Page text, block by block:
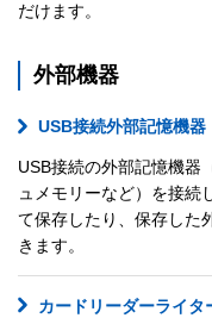
だけます。
外部機器
USB接続外部記憶機器
USB接続の外部記憶機器
ュメモリーなど）を接続
て保存したり、保存した
きます。
カードリーダーライタ